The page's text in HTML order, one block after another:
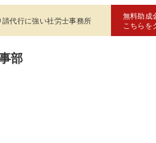
代行に強い社労士事務所
無料助成
こちらを
部